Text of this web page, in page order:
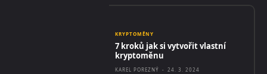
KRYPTOMĚNY
7 kroků jak si vytvořit vlastní
kryptoměnu
KAREL POREZNÝ - 24. 3. 2024